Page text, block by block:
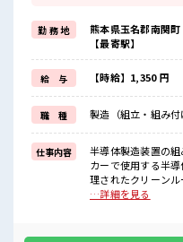
≪未経験の方も大カンゲイ≫
新しいことにチャレンジする
しっかり働く環境が整ってい
イチからスキルUP・ステッ
≪自分に向いている仕事が探
困った事などがあれば、
担当がしっかりサポートします
■職場の雰囲気
少人数ですぐに馴染むこと
アットホームな環境☆
20代が多数活躍中！
社会人経験が浅くてもOK！
稼ぎたい方は必見！
勤 務 地
熊本県玉名郡南関町
【最寄駅】
給 与 【時給】1,350 円
職 種 製造（組立・組み付
仕事内容
半導体製造装置の
カーで使用する半
理されたクリーン
お仕事です。 ■お仕事PR ≪稼ぎたい人向け≫ 高収入を希望さ
新しいことにチャ
…詳細を見る